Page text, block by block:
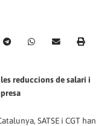
reduccions de salari i
SATSE i CGT han